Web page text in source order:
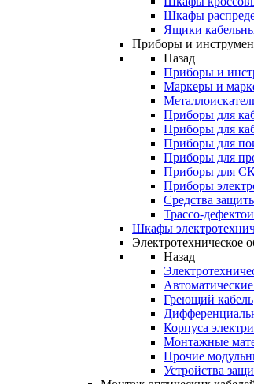
Шкафы
Ящики
Приборы и
Назад
Приборы и
Маркеры и
Приборы для
Приборы для
Приборы для
Приборы для
Приборы для
Приборы
Средства
Трассо-
Шкафы
Электротехническое
Назад
Греющий кабель
Корпуса
Монтажные
Прочие
Устройства